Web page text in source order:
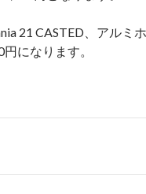
21 CASTED、アルミ
になります。